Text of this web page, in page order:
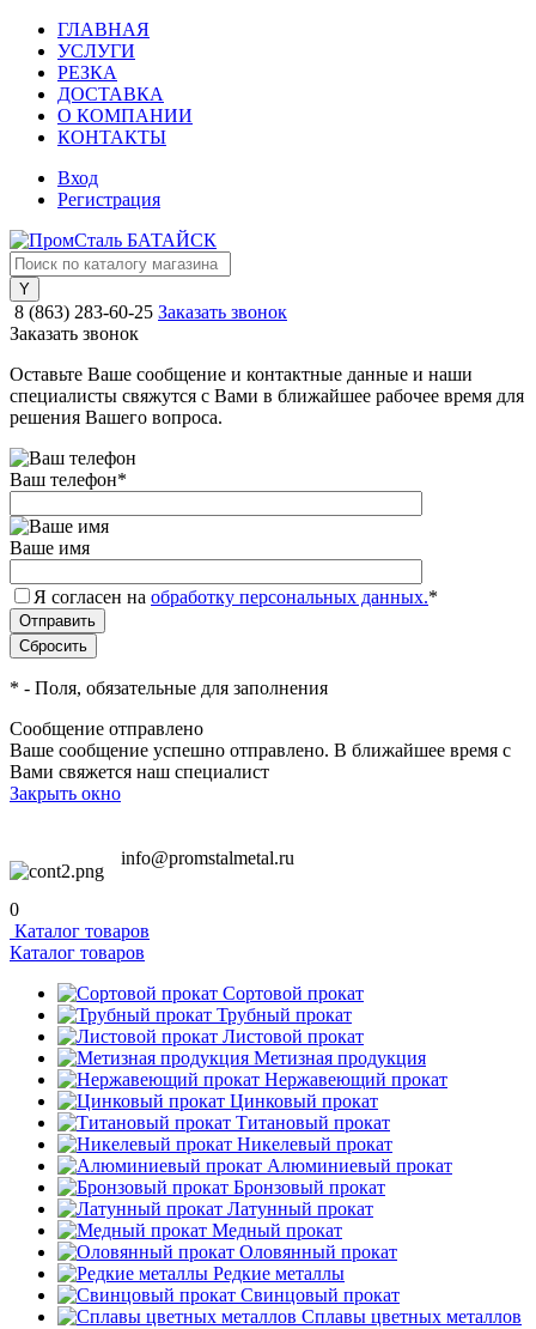
ГЛАВНАЯ
УСЛУГИ
РЕЗКА
ДОСТАВКА
О КОМПАНИИ
КОНТАКТЫ
Вход
Регистрация
8 (863) 283-60-25 Заказать звонок
Заказать звонок
Оставьте Ваше сообщение и контактные данные и наши
специалисты свяжутся с Вами в ближайшее рабочее время для
решения Вашего вопроса.
Ваш телефон*
Ваше имя
Я согласен на обработку персональных данных.*
* - Поля, обязательные для заполнения
Сообщение отправлено
Ваше сообщение успешно отправлено. В ближайшее время с
Вами свяжется наш специалист
Закрыть окно
info@promstalmetal.ru
0
Каталог товаров
Каталог товаров
Сортовой прокат
Трубный прокат
Листовой прокат
Метизная продукция
Нержавеющий прокат
Цинковый прокат
Титановый прокат
Никелевый прокат
Алюминиевый прокат
Бронзовый прокат
Латунный прокат
Медный прокат
Оловянный прокат
Редкие металлы
Свинцовый прокат
Сплавы цветных металлов